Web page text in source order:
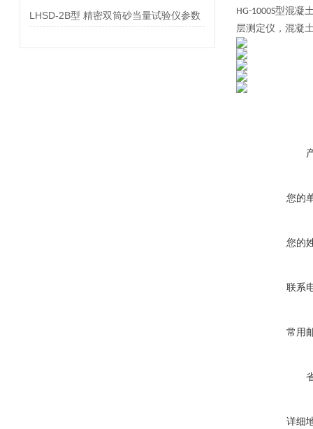
LHSD-2B型 精密双筒砂当量试验仪参数
HG-1000S型混凝
层测定仪，混凝
您的
您的
联系
常用
详细